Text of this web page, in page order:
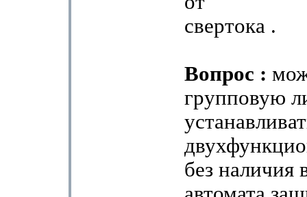
свертока .
Вопрос :
групповую
без наличия